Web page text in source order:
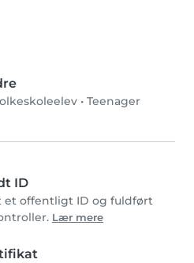
• Teenager
ID
et offentligt ID og fuldført
Lær mere